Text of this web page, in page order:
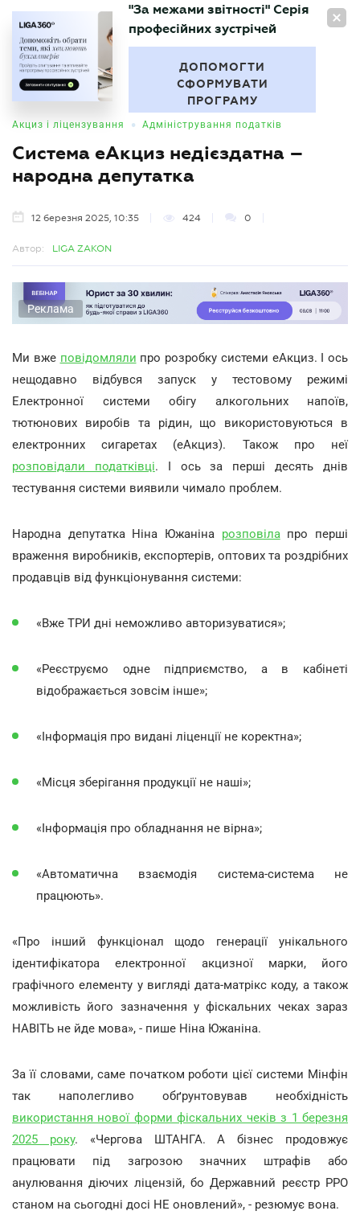
UA
БУХГАЛТЕР
"За межами звітності" Серія
професійних зустрічей
ДОПОМОГТИ
СФОРМУВАТИ
ПРОГРАМУ
Акциз і ліцензування • Адміністрування податків
Система еАкциз недієздатна –
народна депутатка
12 березня 2025, 10:35 424 0
Автор: LIGA ZAKON
Реклама
Ми вже повідомляли про розробку системи еАкциз. І ось
нещодавно відбувся запуск у тестовому режимі
Електронної системи обігу алкогольних напоїв,
тютюнових виробів та рідин, що використовуються в
електронних сигаретах (еАкциз). Також про неї
розповідали податківці. І ось за перші десять днів
тестування системи виявили чимало проблем.
Народна депутатка Ніна Южаніна розповілапро перші
враження виробників, експортерів, оптових та роздрібних
продавців від функціонування системи:
«Вже ТРИ дні неможливо авторизуватися»;
«Реєструємо одне підприємство, а в кабінеті
відображається зовсім інше»;
«Інформація про видані ліценції не коректна»;
«Місця зберігання продукції не наші»;
«Інформація про обладнання не вірна»;
«Автоматична взаємодія система-система не
працюють».
«Про інший функціонал щодо генерації унікального
ідентифікатора електронної акцизної марки, його
графічного елементу у вигляді дата-матрікс коду, а також
можливість його зазначення у фіскальних чеках зараз
НАВІТЬ не йде мова», - пише Ніна Южаніна.
За її словами, саме початком роботи цієї системи Мінфін
так наполегливо обґрунтовував необхідність
використання нової форми фіскальних чеків з 1 березня
2025 року. «Чергова ШТАНГА. А бізнес продовжує
працювати під загрозою значних штрафів або
анулювання діючих ліцензій, бо Державний реєстр РРО
станом на сьогодні досі НЕ оновлений», - резюмує вона.